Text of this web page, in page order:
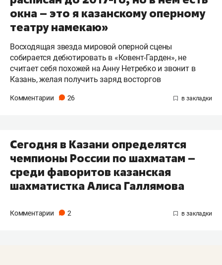
окна – это я казанскому оперному
театру намекаю»
Восходящая звезда мировой оперной сцены
собирается дебютировать в «Ковент-Гарден», не
считает себя похожей на Анну Нетребко и звонит в
Казань, желая получить заряд восторгов
Комментарии 26
Сегодня в Казани определятся
чемпионы России по шахматам –
среди фаворитов казанская
шахматистка Алиса Галлямова
Комментарии 2